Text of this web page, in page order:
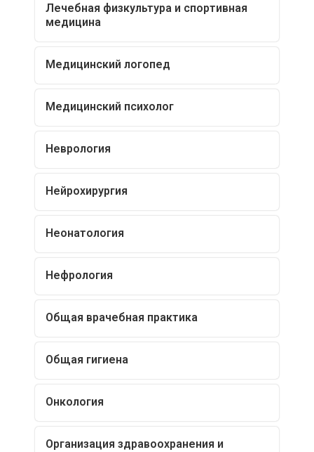
Лечебная физкультура и спортивная
медицина
Медицинский логопед
Медицинский психолог
Неврология
Нейрохирургия
Неонатология
Нефрология
Общая врачебная практика
Общая гигиена
Онкология
Организация здравоохранения и